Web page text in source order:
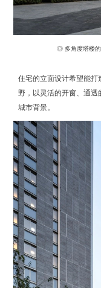
◎ 多角度塔楼的
住宅的立面设计希望能打
野，以灵活的开窗、通
城市背景。